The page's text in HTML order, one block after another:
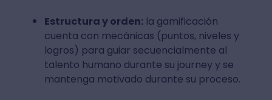
Estructura y orden:la gamificación
cuenta con mecánicas (puntos, niveles y
logros) para guiar secuencialmente al
talento humano durante su journey y se
mantenga motivado durante su proceso.